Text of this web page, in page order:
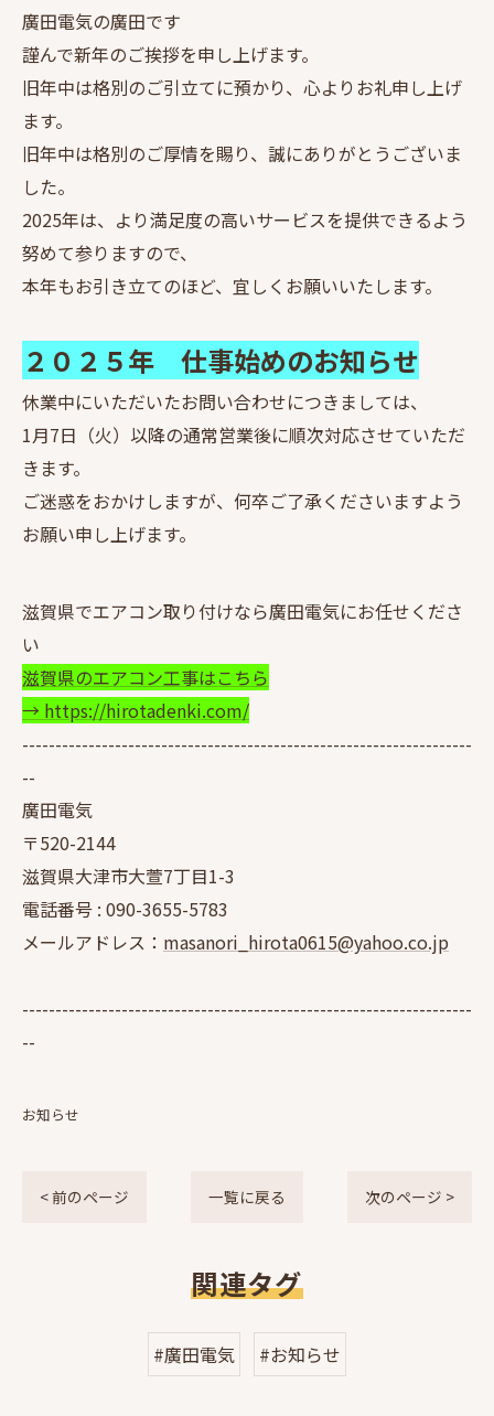
廣田電気の廣田です
謹んで新年のご挨拶を申し上げます。
旧年中は格別のご引立てに預かり、心よりお礼申し上げ
ます。
旧年中は格別のご厚情を賜り、誠にありがとうございま
した。
2025年は、より満足度の高いサービスを提供できるよう
努めて参りますので、
本年もお引き立てのほど、宜しくお願いいたします。
２０２５年 仕事始めのお知らせ
休業中にいただいたお問い合わせにつきましては、
1月7日（火）以降の通常営業後に順次対応させていただ
きます。
ご迷惑をおかけしますが、何卒ご了承くださいますよう
お願い申し上げます。
滋賀県でエアコン取り付けなら廣田電気にお任せくださ
い
滋賀県のエアコン工事はこちら
→ https://hirotadenki.com/
--------------------------------------------------------------------
--
廣田電気
〒520-2144
滋賀県大津市大萱7丁目1-3
電話番号 : 090-3655-5783
メールアドレス： masanori_hirota0615@yahoo.co.jp
--------------------------------------------------------------------
--
お知らせ
< 前のページ 一覧に戻る 次のページ >
関連タグ
#廣田電気 #お知らせ